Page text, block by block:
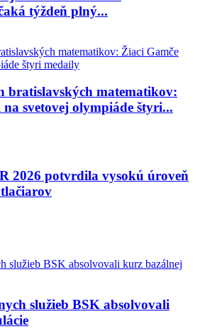
týždeň plný...
bratislavských matematikov:
svetovej olympiáde štyri...
2026 potvrdila vysokú úroveň
služieb BSK absolvovali